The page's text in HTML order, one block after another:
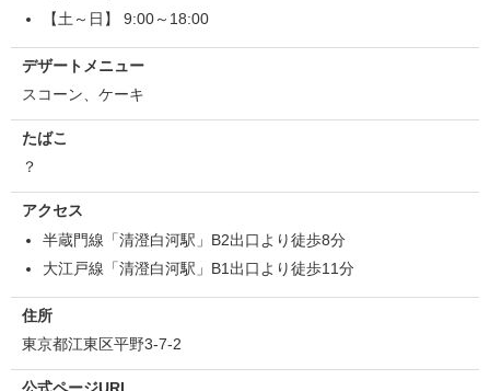
【土～日】 9:00～18:00
デザートメニュー
スコーン、ケーキ
たばこ
？
アクセス
半蔵門線「清澄白河駅」B2出口より徒歩8分
大江戸線「清澄白河駅」B1出口より徒歩11分
住所
東京都江東区平野3-7-2